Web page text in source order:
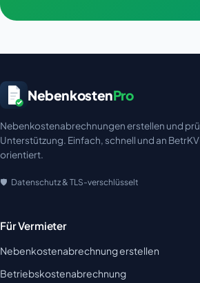
NebenkostenPro
Nebenkostenabrechnungen erstellen und
Unterstützung. Einfach, schnell und an
orientiert.
Datenschutz & TLS-verschlüsselt
Für Vermieter
Nebenkostenabrechnung erstellen
Betriebskostenabrechnung